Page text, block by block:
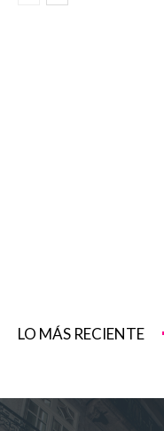
LO MÁS RECIENTE